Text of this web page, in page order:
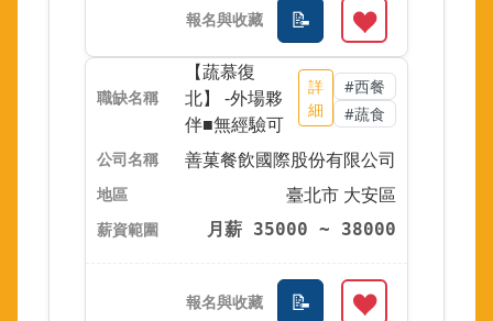
【蔬慕復
北】 -外場夥
伴■無經驗可
詳
細
#西餐
#蔬食
善菓餐飲國際股份有限公司
臺北市 大安區
月薪 35000 ~ 38000